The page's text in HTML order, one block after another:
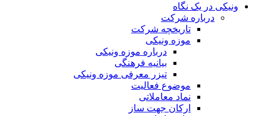
ونیکی در یک نگاه
درباره شرکت
تاریخچه شرکت
موزه ونیکی
درباره موزه ونیکی
بیانیه فرهنگی
تیزر معرفی موزه ونیکی
موضوع فعالیت
نماد معاملاتی
ارکان جهت ساز